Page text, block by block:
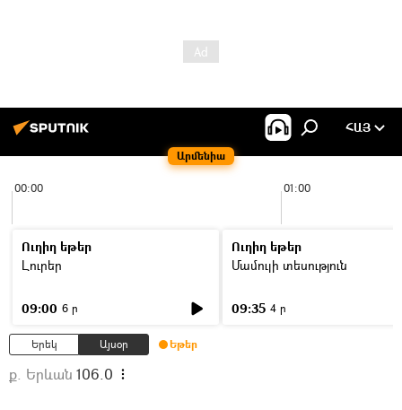
Արմենիա
ՀԱՅ
00:00 01:00
Ուղիղ եթեր
Լուրեր
09:00 6 ր
Ուղիղ եթեր
Մամուլի տեսություն
09:35 4 ր
Երեկ Այսօր Եթեր
ք. Երևան 106.0